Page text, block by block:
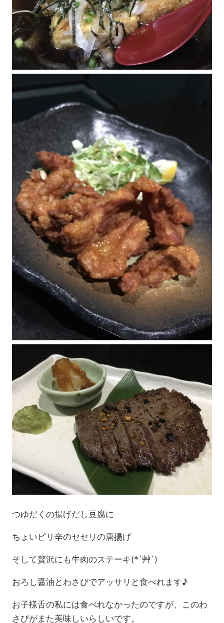
つゆだくの揚げだし豆腐に
ちょいピリ辛のセセリの唐揚げ
そして贅沢にも牛肉のステーキ(*´艸`)
おろし醤油とわさびでアッサリと食べれます♪
お子様舌の私には食べれなかったのですが、このわ
さびがまた美味しいらしいです。